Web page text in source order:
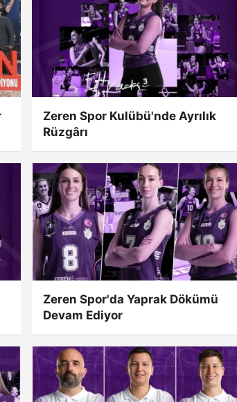
Zeren Spor Kulübü'nde Ayrılık
Rüzgârı
Zeren Spor'da Yaprak Dökümü
Devam Ediyor